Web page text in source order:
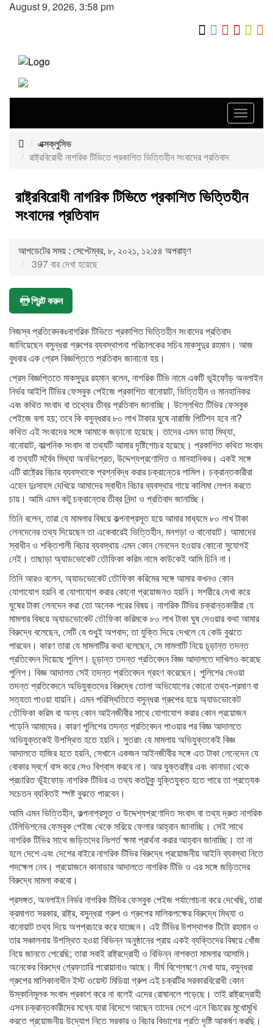
August 9, 2026, 3:58 pm
Toggle
এক্সক্লুসিভ
রাষ্ট্রবিরোধী নাগরিক টিভিতে প্রকাশিত ভিত্তিহীন সংবাদের প্রতিবাদ
রাষ্ট্রবিরোধী নাগরিক টিভিতে প্রকাশিত ভিত্তিহীন
সংবাদের প্রতিবাদ
আপডেটের সময় : সেপ্টেম্বর, ৮, ২০২১, ১২:৫৪ অপরাহ্ণ
397 বার দেখা হয়েছে
প্রিন্ট করুন
নিজস্ব প্রতিবেদকঃনাগরিক টিভিতে প্রকাশিত ভিত্তিহীন সংবাদের প্রতিবাদ
জানিয়েছেন বসুন্ধরা গ্রুপের ব্যবস্থাপনা পরিচালকের সচিব মাকসুদুর রহমান। আজ
বুধবার এক প্রেস বিজ্ঞপ্তিতে প্রতিবাদ জানানো হয়।
প্রেস বিজ্ঞপ্তিতে মাকসুদুর রহমান বলেন, নাগরিক টিভি নামে একটি ভূইফোঁড় অনলাইন
নির্ভর আইপি টিভির ফেসবুক পেইজে প্রকাশিত বানোয়াট, ভিত্তিহীন ও মানহানিকর
এবং কথিত সংবাদ বা তথ্যের তীব্র প্রতিবাদ জানাচ্ছি। উল্লেখিত টিভির ফেসবুক
পেইজে বলা হয়; তবে কি বসুন্ধরার ৮০ লাখ টাকার ঘুষে নারাজি পিটিশন হবে না?
কথিত এই সংবাদের সঙ্গে আমাকে জড়ানো হয়েছে। তাদের এমন ডাহা মিথ্যা,
বানোয়াট, কাল্পনিক সংবাদ বা তথ্যটি আমার দৃষ্টিগোচর হয়েছে। প্রকাশিত কথিত সংবাদ
বা তথ্যটি সর্বৈব মিথ্যা অনভিপ্রেত, উদ্দেশ্যপ্রণোদিত ও মানহানিকর। একই সঙ্গে
এটি রাষ্ট্রের বিচার ব্যবস্থাকে প্রশ্নবিদ্ধ করার চক্রান্তের শামিল। চক্রান্তকারীরা
এহেন দুঃসাহস দেখিয়ে আমাদের স্বাধীন বিচার ব্যবস্থার গায়ে কালিমা লেপন করতে
চায়। আমি এমন কটু চক্রান্তের তীব্র নিন্দা ও প্রতিবাদ জানাচ্ছি।
তিনি বলেন, তারা যে মামলার বিষয়ে কল্পনাপ্রসূত হয়ে আমার মাধ্যমে ৮০ লাখ টাকা
লেনদেনের তথ্য দিয়েছেন তা একেবারেই ভিত্তিহীন, মনগড়া ও বানোয়াট। আমাদের
স্বাধীন ও শক্তিশালী বিচার ব্যবস্থায় এমন কোন লেনদেন হওয়ার কোনো সুযোগই
নেই। তাছাড়া অ্যাডভোকেট তৌফিকা করিম নামে কাউকেই আমি চিনি না।
তিনি আরও বলেন, অ্যাডভোকেট তৌফিকা করিমের সঙ্গে আমার কখনও কোন
যোগাযোগ হয়নি বা যোগাযোগ করার কোনো প্রয়োজনও হয়নি। সশরীরে দেখা করে
ঘুষের টাকা লেনদেন করা তো অনেক পরের বিষয়। নাগরিক টিভির চক্রান্তকারীরা যে
মামলার বিষয়ে অ্যাডভোকেট তৌফিকা করিমকে ৮০ লাখ টাকা ঘুষ দেওয়ার কথা আমার
বিরুদ্ধে বলেছেন, সেটি যে শুধুই অপবাদ; তা যুক্তি দিয়ে দেখলে যে কেউ বুঝতে
পারবেন। কারণ তারা যে মামলাটির কথা বলেছেন, সে মামলাটি নিয়ে চূড়ান্ত তদন্ত
প্রতিবেদন দিয়েছে পুলিশ। চূড়ান্ত তদন্ত প্রতিবেদন বিজ্ঞ আদালতে দাখিলও করেছে
পুলিশ। বিজ্ঞ আদালত সেই তদন্ত প্রতিবেদন গ্রহণ করেছেন। পুলিশের দেওয়া
তদন্ত প্রতিবেদনে অভিযুক্তদের বিরুদ্ধে তোলা অভিযোগের কোনো তথ্য-প্রমাণ বা
সত্যতা পাওয়া যায়নি। এমন পরিস্থিতিতে বসুন্ধরা গ্রুপের হয়ে অ্যাডভোকেট
তৌফিকা করিম বা অন্য কোন আইনজীবীর সাথে যোগাযোগ করার কোন প্রয়োজন
পড়েনি আমাদের। কারণ পুলিশের তদন্ত প্রতিবেদন পাওয়ার পর বিজ্ঞ আদালতে
অভিযুক্তকেই উপস্থিত হতে হয়নি। সুতরাং যে মামলায় অভিযুক্তকেই বিজ্ঞ
আদালতে হাজির হতে হয়নি, সেখানে একজন আইনজীবীর সঙ্গে এত টাকা লেনেদেন যে
বোকার স্বর্গে বাস করে সেও বিশ্বাস করবে না। আর যুক্তরাষ্ট্র এবং কানাডা থেকে
প্রচারিত ভূঁইফোড় নাগরিক টিভির এ তথ্য কতটুকু যুক্তিযুক্ত হতে পারে তা প্রত্যেক
সচেতন ব্যক্তিই স্পষ্ট বুঝতে পারবেন।
আমি এমন ভিত্তিহীন, কল্পনাপ্রসূত ও উদ্দেশ্যপ্রণোদিত সংবাদ বা তথ্য দ্রুত নাগরিক
টেলিভিশনের ফেসবুক পেইজ থেকে সরিয়ে ফেলার আহ্বান জানাচ্ছি। সেই সাথে
নাগরিক টিভির সাথে জড়িতদের নিঃশর্ত ক্ষমা প্রার্থনা করার আহ্বান জানাচ্ছি। তা না
হলে দেশে এবং দেশের বাইরে নাগরিক টিভির বিরুদ্ধে প্রয়োজনীয় আইনি ব্যবস্থা নিতে
পদক্ষেপ নেব। প্রয়োজনে কানাডার আদালতে নাগরিক টিভি ও এর সঙ্গে জড়িতদের
বিরুদ্ধে মামলা করবো।
প্রসঙ্গত, অনলাইন নির্ভর নাগরিক টিভির ফেসবুক পেইজ পর্যালোচনা করে দেখেছি, তারা
ক্রমাগত সরকার, রাষ্ট্র, বসুন্ধরা গ্রুপ ও গ্রুপের মালিকপক্ষের বিরুদ্ধে মিথ্যা ও
বানোয়াট তথ্য দিয়ে অপপ্রচারে করে যাচ্ছেন। এই টিভির উপস্থাপক টিটো রহমান ও
তার সঞ্চালনায় উপস্থিত হওয়া বিভিন্ন অনুষ্ঠানের প্রায় একই ব্যক্তিদের বিষয়ে খোঁজ
নিয়ে জানতে পেরেছি; তারা সবাই রাষ্ট্রদ্রোহী ও বিভিন্ন নাশকতা মামলার আসামি।
অনেকের বিরুদ্ধে গ্রেফতারি পরোয়ানাও আছে। দীর্ঘ বিশ্লেষণে দেখা যায়, বসুন্ধরা
গ্রুপের মালিকানাধীন ইস্ট ওয়েস্ট মিডিয়া গ্রুপ এই চক্রটির সরকারবিরোধী কোন
উস্কানিমূলক সংবাদ প্রকাশ করে না বলেই এদের রোষানলে পড়েছে। তাই রাষ্ট্রদ্রোহী
এসব চক্রান্তকারীদের মধ্যে যারা বিদেশে আছেন তাদের দেশে এনে বিচারের মুখোমুখি
করতে প্রয়োজনীয় উদ্যোগ নিতে সরকার ও বিচার বিভাগের প্রতি দৃষ্টি আকর্ষণ করছি।